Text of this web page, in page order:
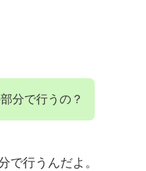
分で行うの？
で行うんだよ。